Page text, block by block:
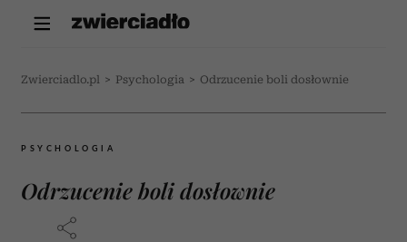
Zwierciadlo.pl > Psychologia > Odrzucenie boli dosłownie
PSYCHOLOGIA
Odrzucenie boli dosłownie